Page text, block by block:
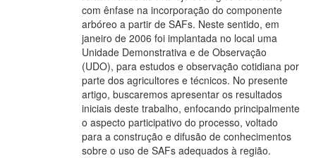
com ênfase na incorporação do componente
arbóreo a partir de SAFs. Neste sentido, em
janeiro de 2006 foi implantada no local uma
Unidade Demonstrativa e de Observação
(UDO), para estudos e observação cotidiana por
parte dos agricultores e técnicos. No presente
artigo, buscaremos apresentar os resultados
iniciais deste trabalho, enfocando principalmente
o aspecto participativo do processo, voltado
para a construção e difusão de conhecimentos
sobre o uso de SAFs adequados à região.